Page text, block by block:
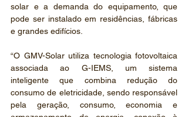
solar e a demanda do equipamento, que
pode ser instalado em residências, fábricas
e grandes edifícios.
“O GMV-Solar utiliza tecnologia fotovoltaica
associada ao G-IEMS, um sistema
inteligente que combina redução do
consumo de eletricidade, sendo responsável
pela geração, consumo, economia e